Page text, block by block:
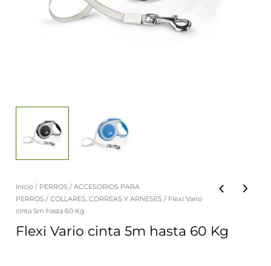
Inicio / PERROS /ACCESORIOS PARA
PERROS /COLLARES, CORREAS Y ARNESES / Flexi Vario
cinta 5m hasta 60 Kg
Flexi Vario cinta 5m hasta 60 Kg